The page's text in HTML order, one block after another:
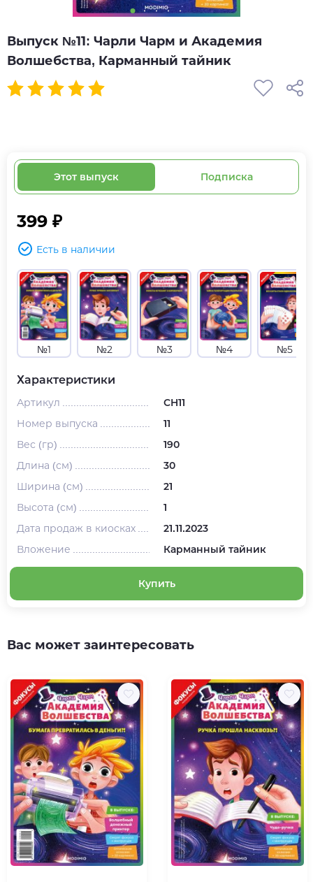
Выпуск №11: Чарли Чарм и Академия
Волшебства, Карманный тайник
Этот выпуск Подписка
399 ₽
Есть в наличии
№1 №2 №3 №4 №5
Характеристики
Артикул
CH11
Номер выпуска
11
Вес (гр)
190
Длина (см)
30
Ширина (см)
21
Высота (см)
1
Дата продаж в киосках
21.11.2023
Вложение
Карманный тайник
Купить
Вас может заинтересовать